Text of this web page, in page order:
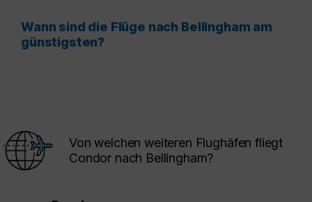
Wann sind die Flüge nach Bellingham am
günstigsten?
Von welchen weiteren Flughäfen fliegt
Condor nach Bellingham?